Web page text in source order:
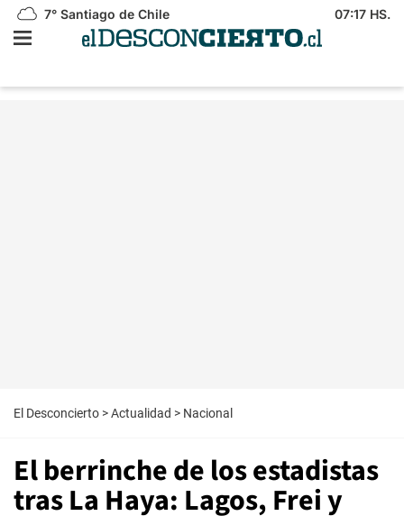
7° Santiago de Chile 07:17 HS.
El Desconcierto >Actualidad > Nacional
El berrinche de los estadistas
tras La Haya: Lagos, Frei y